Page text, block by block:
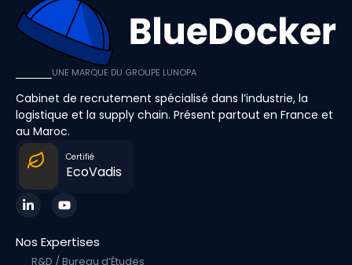
UNE MARQUE DU GROUPE LUNOPA
Cabinet de recrutement spécialisé dans l’industrie, la
logistique et la supply chain. Présent partout en France et
au Maroc.
Certifié
EcoVadis
Nos Expertises
R&D / Bureau d’Études